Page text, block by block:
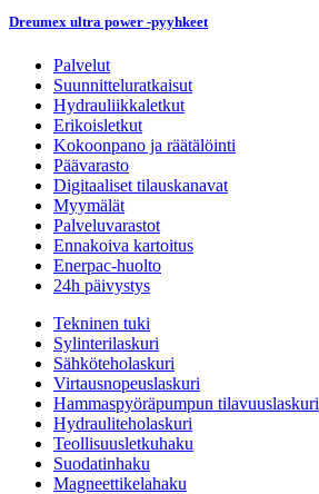
Dreumex ultra power -pyyhkeet
Palvelut
Suunnitteluratkaisut
Hydrauliikkaletkut
Erikoisletkut
Kokoonpano ja räätälöinti
Päävarasto
Digitaaliset tilauskanavat
Myymälät
Palveluvarastot
Ennakoiva kartoitus
Enerpac-huolto
24h päivystys
Tekninen tuki
Sylinterilaskuri
Sähköteholaskuri
Virtausnopeuslaskuri
Hammaspyöräpumpun tilavuuslaskuri
Hydrauliteholaskuri
Teollisuusletkuhaku
Suodatinhaku
Magneettikelahaku